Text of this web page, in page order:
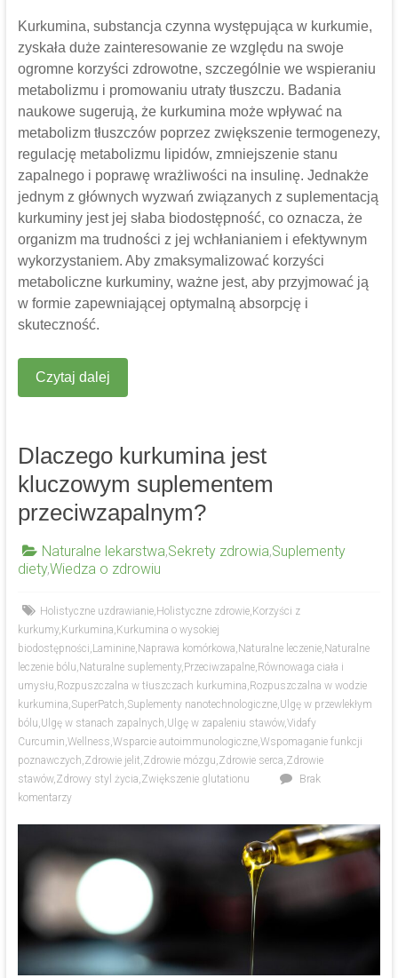
Kurkumina, substancja czynna występująca w kurkumie,
zyskała duże zainteresowanie ze względu na swoje
ogromne korzyści zdrowotne, szczególnie we wspieraniu
metabolizmu i promowaniu utraty tłuszczu. Badania
naukowe sugerują, że kurkumina może wpływać na
metabolizm tłuszczów poprzez zwiększenie termogenezy,
regulację metabolizmu lipidów, zmniejszenie stanu
zapalnego i poprawę wrażliwości na insulinę. Jednakże
jednym z głównych wyzwań związanych z suplementacją
kurkuminy jest jej słaba biodostępność, co oznacza, że ​​
organizm ma trudności z jej wchłanianiem i efektywnym
wykorzystaniem. Aby zmaksymalizować korzyści
metaboliczne kurkuminy, ważne jest, aby przyjmować ją
w formie zapewniającej optymalną absorpcję i
skuteczność.
Czytaj dalej
Dlaczego kurkumina jest
kluczowym suplementem
przeciwzapalnym?
Naturalne lekarstwa,Sekrety zdrowia,Suplementy
diety,Wiedza o zdrowiu
Holistyczne uzdrawianie, Holistyczne zdrowie, Korzyści z
kurkumy, Kurkumina, Kurkumina o wysokiej
biodostępności, Laminine, Naprawa komórkowa, Naturalne leczenie, Naturalne
leczenie bólu, Naturalne suplementy, Przeciwzapalne, Równowaga ciała i
umysłu, Rozpuszczalna w tłuszczach kurkumina, Rozpuszczalna w wodzie
kurkumina,SuperPatch,Suplementy nanotechnologiczne,Ulgę w przewlekłym
bólu,Ulgę w stanach zapalnych,Ulgę w zapaleniu stawów,Vidafy
Curcumin,Wellness,Wsparcie autoimmunologiczne,Wspomaganie funkcji
poznawczych,Zdrowie jelit,Zdrowie mózgu,Zdrowie serca,Zdrowie
stawów,Zdrowy styl życia,Zwiększenie glutationu
Brak
komentarzy